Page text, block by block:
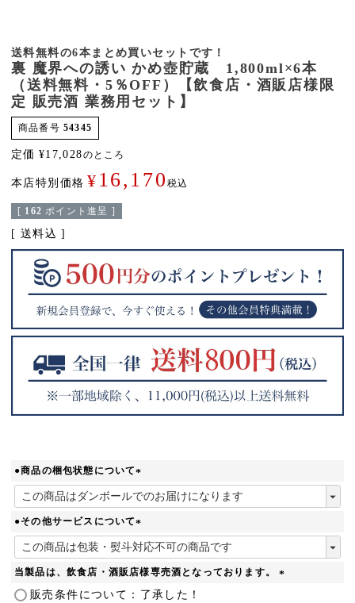
送料無料の6本まとめ買いセットです！
裏 魔界への誘い かめ壺貯蔵 1,800ml×6本
（送料無料・5％OFF）【飲食店・酒販店様限
定 販売酒 業務用セット】
商品番号 54345
定価 ¥17,028のところ
本店特別価格 ¥ 16,170税込
[ 162 ポイント進呈 ]
送料込
●商品の梱包状態について
(
必
須
)
●その他サービスについて
(
必
須
当製品は、飲食店・酒販店様専売酒となっております。
販売条件について：了承した！